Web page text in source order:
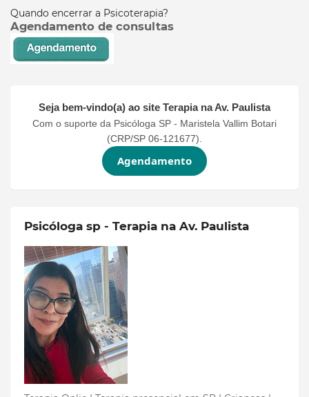
Quando encerrar a Psicoterapia?
Agendamento de consultas
Seja bem-vindo(a) ao site Terapia na Av. Paulista
Com o suporte da Psicóloga SP - Maristela Vallim Botari
(CRP/SP 06-121677).
Agendamento
Psicóloga sp - Terapia na Av. Paulista